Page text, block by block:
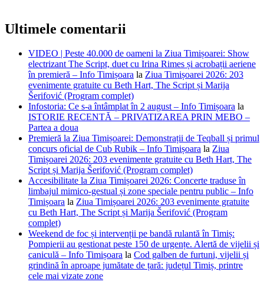
Ultimele comentarii
VIDEO | Peste 40.000 de oameni la Ziua Timișoarei: Show
electrizant The Script, duet cu Irina Rimes și acrobații aeriene
în premieră – Info Timișoara la Ziua Timișoarei 2026: 203
evenimente gratuite cu Beth Hart, The Script și Marija
Šerifović (Program complet)
Infostoria: Ce s-a întâmplat în 2 august – Info Timișoara la
ISTORIE RECENTĂ – PRIVATIZAREA PRIN MEBO –
Partea a doua
Premieră la Ziua Timișoarei: Demonstrații de Teqball și primul
concurs oficial de Cub Rubik – Info Timișoara la Ziua
Timișoarei 2026: 203 evenimente gratuite cu Beth Hart, The
Script și Marija Šerifović (Program complet)
Accesibilitate la Ziua Timișoarei 2026: Concerte traduse în
limbajul mimico-gestual și zone speciale pentru public – Info
Timișoara la Ziua Timișoarei 2026: 203 evenimente gratuite
cu Beth Hart, The Script și Marija Šerifović (Program
complet)
Weekend de foc și intervenții pe bandă rulantă în Timiș:
Pompierii au gestionat peste 150 de urgențe. Alertă de vijelii și
caniculă – Info Timișoara la Cod galben de furtuni, vijelii și
grindină în aproape jumătate de țară: județul Timiș, printre
cele mai vizate zone